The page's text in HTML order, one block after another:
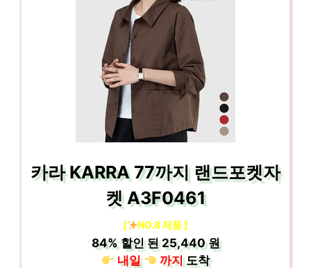
카라 KARRA 77까지 랜드포켓자
켓 A3F0461
[ NO.8 제품 ]
84%할인 된25,440 원
내일
까지도착